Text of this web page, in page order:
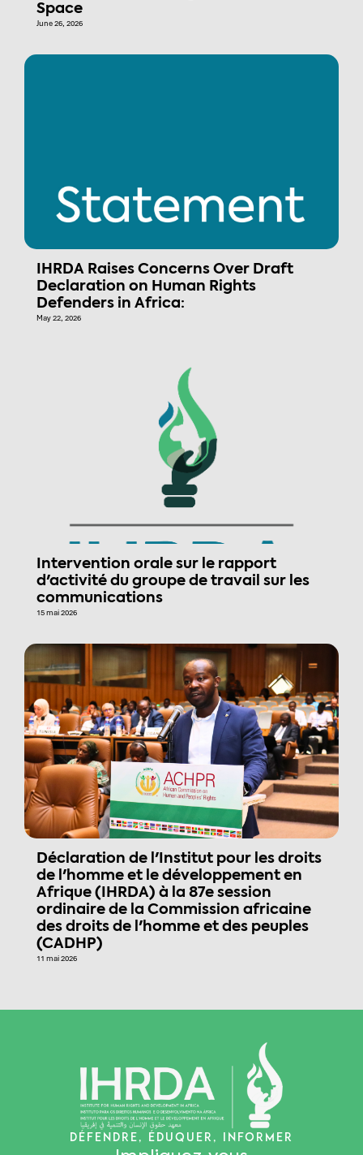
Space
June 26, 2026
IHRDA Raises Concerns Over Draft
Declaration on Human Rights
Defenders in Africa:
May 22, 2026
Intervention orale sur le rapport
d'activité du groupe de travail sur les
communications
15 mai 2026
Déclaration de l'Institut pour les droits
de l'homme et le développement en
Afrique (IHRDA) à la 87e session
ordinaire de la Commission africaine
des droits de l'homme et des peuples
(CADHP)
11 mai 2026
DÉFENDRE, ÉDUQUER, INFORMER